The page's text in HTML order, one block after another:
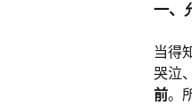
一、
当得
哭泣
前。